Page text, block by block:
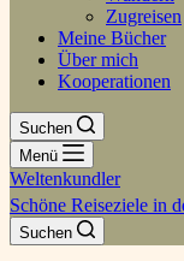
Zugreisen
Meine Bücher
Über mich
Kooperationen
Suchen
Menü
Weltenkundler
Schöne Reiseziele in
Suchen